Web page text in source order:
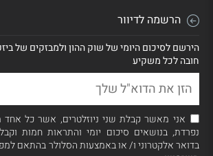
הרשמה לדיוור
הירשם לסיכום היומי של שוק ההון ולמבזקים של
חובה לכל משקיע
אני מאשר קבלת שני ניוזלטרים, אשר כל אחד
נפרדת, בנושאים סיכום יומי והתראות חמות
בדואר אלקטרוני ו/ או באמצעות הסלולר בהתאם